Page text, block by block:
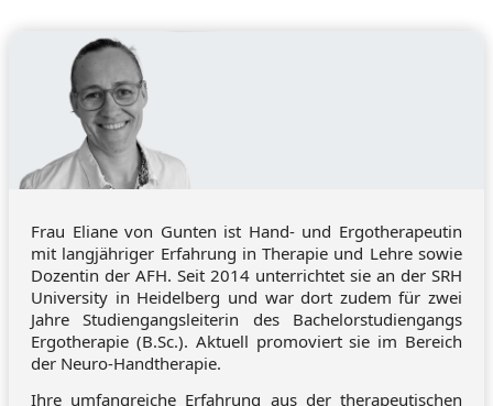
Frau Eliane von Gunten ist Hand- und Ergotherapeutin
mit langjähriger Erfahrung in Therapie und Lehre sowie
Dozentin der AFH. Seit 2014 unterrichtet sie an der SRH
University in Heidelberg und war dort zudem für zwei
Jahre Studiengangsleiterin des Bachelorstudiengangs
Ergotherapie (B.Sc.). Aktuell promoviert sie im Bereich
der Neuro-Handtherapie.
Ihre umfangreiche Erfahrung aus der therapeutischen